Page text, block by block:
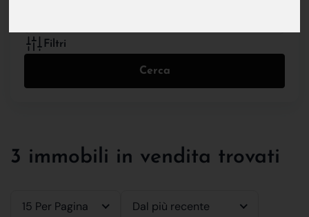
Filtri
Cerca
3 immobili in vendita trovati
15 Per Pagina Dal più recente